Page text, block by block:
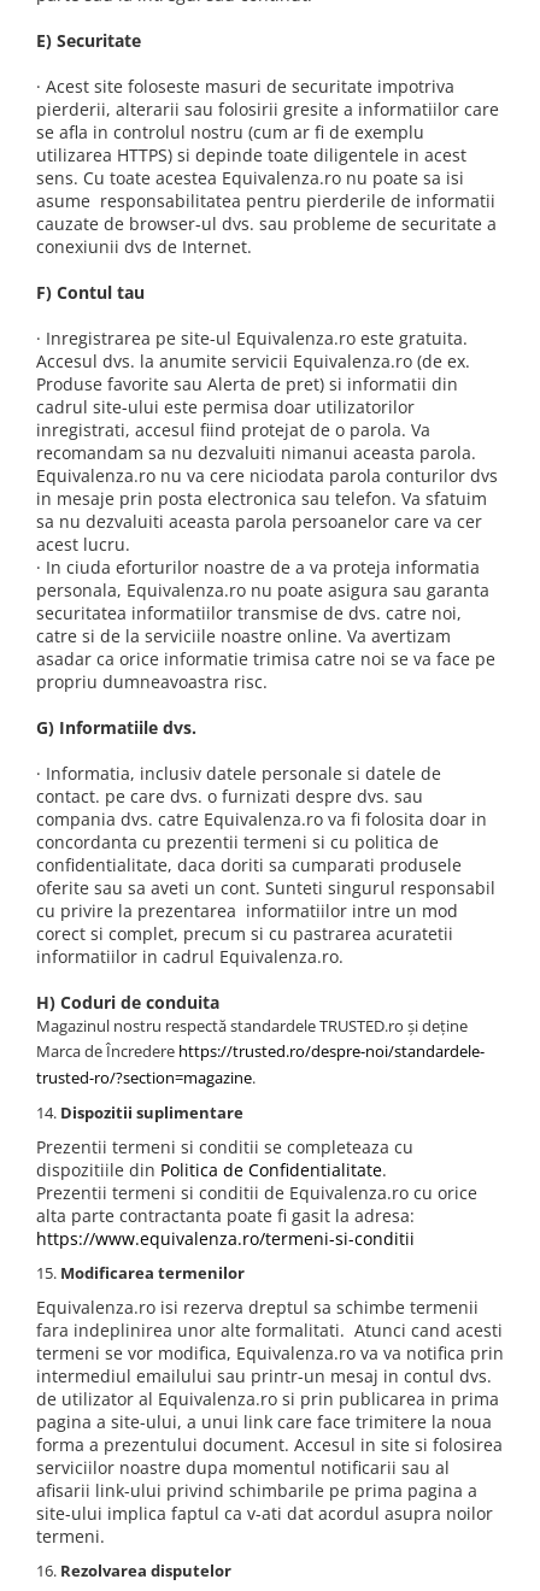
E) Securitate
· Acest site foloseste masuri de securitate impotriva
pierderii, alterarii sau folosirii gresite a informatiilor care
se afla in controlul nostru (cum ar fi de exemplu
utilizarea HTTPS) si depinde toate diligentele in acest
sens. Cu toate acestea Equivalenza.ro nu poate sa isi
asume responsabilitatea pentru pierderile de informatii
cauzate de browser-ul dvs. sau probleme de securitate a
conexiunii dvs de Internet.
F) Contul tau
· Inregistrarea pe site-ul Equivalenza.ro este gratuita.
Accesul dvs. la anumite servicii Equivalenza.ro (de ex.
Produse favorite sau Alerta de pret) si informatii din
cadrul site-ului este permisa doar utilizatorilor
inregistrati, accesul fiind protejat de o parola. Va
recomandam sa nu dezvaluiti nimanui aceasta parola.
Equivalenza.ro nu va cere niciodata parola conturilor dvs
in mesaje prin posta electronica sau telefon. Va sfatuim
sa nu dezvaluiti aceasta parola persoanelor care va cer
acest lucru.
· In ciuda eforturilor noastre de a va proteja informatia
personala, Equivalenza.ro nu poate asigura sau garanta
securitatea informatiilor transmise de dvs. catre noi,
catre si de la serviciile noastre online. Va avertizam
asadar ca orice informatie trimisa catre noi se va face pe
propriu dumneavoastra risc.
G) Informatiile dvs.
· Informatia, inclusiv datele personale si datele de
contact. pe care dvs. o furnizati despre dvs. sau
compania dvs. catre Equivalenza.ro va fi folosita doar in
concordanta cu prezentii termeni si cu politica de
confidentialitate, daca doriti sa cumparati produsele
oferite sau sa aveti un cont. Sunteti singurul responsabil
cu privire la prezentarea informatiilor intre un mod
corect si complet, precum si cu pastrarea acuratetii
informatiilor in cadrul Equivalenza.ro.
H) Coduri de conduita
Magazinul nostru respectă standardele TRUSTED.ro și deține
Marca de Încredere https://trusted.ro/despre-noi/standardele-
trusted-ro/?section=magazine.
Dispozitii suplimentare
Prezentii termeni si conditii se completeaza cu
dispozitiile din Politica de Confidentialitate.
Prezentii termeni si conditii de Equivalenza.ro cu orice
alta parte contractanta poate fi gasit la adresa:
https://www.equivalenza.ro/termeni-si-conditii
Modificarea termenilor
Equivalenza.ro isi rezerva dreptul sa schimbe termenii
fara indeplinirea unor alte formalitati. Atunci cand acesti
termeni se vor modifica, Equivalenza.ro va va notifica prin
intermediul emailului sau printr-un mesaj in contul dvs.
de utilizator al Equivalenza.ro si prin publicarea in prima
pagina a site-ului, a unui link care face trimitere la noua
forma a prezentului document. Accesul in site si folosirea
serviciilor noastre dupa momentul notificarii sau al
afisarii link-ului privind schimbarile pe prima pagina a
site-ului implica faptul ca v-ati dat acordul asupra noilor
termeni.
Rezolvarea disputelor